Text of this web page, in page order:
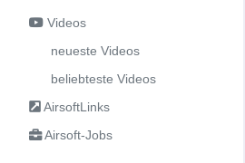
Videos
neueste Videos
beliebteste Videos
AirsoftLinks
Airsoft-Jobs